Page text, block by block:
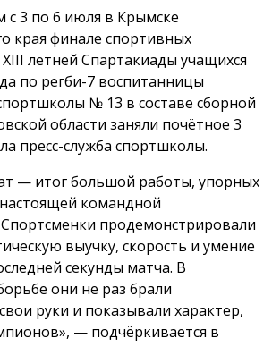
3 по 6 июля в Крымске
края финале спортивных
летней Спартакиады учащихся
по регби-7 воспитанницы
№ 13 в составе сборной
области заняли почётное 3
пресс-служба спортшколы.
— итог большой работы, упорных
командной
Спортсменки продемонстрировали
выучку, скорость и умение
секунды матча. В
они не раз брали
руки и показывали характер,
— подчёркивается в